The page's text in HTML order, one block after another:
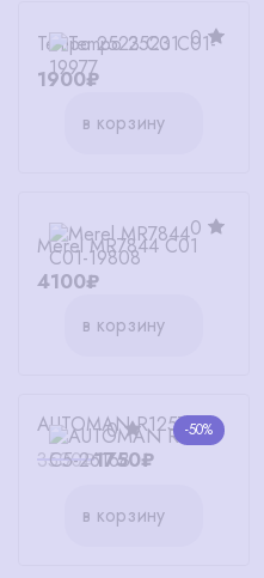
0
Tempo 2523 C01
1900₽
в корзину
0
Merel MR7844 C01
4100₽
в корзину
0 -50%
AUTOMAN R1257 C5
3500₽1750₽
в корзину